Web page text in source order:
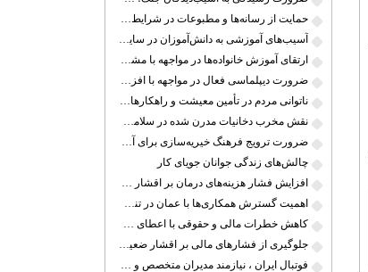
حمایت از رسانه‌ها و مطبوعات در شرایط جنگی
آسیب‌های آموزشی به دانش‌آموزان در سایه ابهام بازگشایی مدارس
ارتقای آموزش خانواده‌ها در مواجهه با مشکلات خاص
ضرورت دیپلماسی فعال در مواجهه با افزایش تنش‌های نظامی میان ایران و آمریکا
ناتوانی مردم در تأمین معیشت و راهکارهای کم اثر
نقش مخرب دخانیات مدرن شده در سلامت جوانان
ضرورت ترویج فرهنگ خیریه‌سازی برای آموزش کودکان کم برخوردار ایران
چالش‌های زندگی جوانان جویای کار
افزایش فشار هزینه‌های درمان بر اقشار ضعیف
اهمیت گسترش همکاری‌ها با عمان در تنگه هرمز
کاهش خطرات مالی و حقوقی با اعطای گواهینامه موتور سیکلت
جلوگیری از فشارهای مالی بر اقشار ضعیف جامعه ایران در شرایط بحرانی
فوتبال ایران ، نیازمند مدیران متخصص و آینده نگر